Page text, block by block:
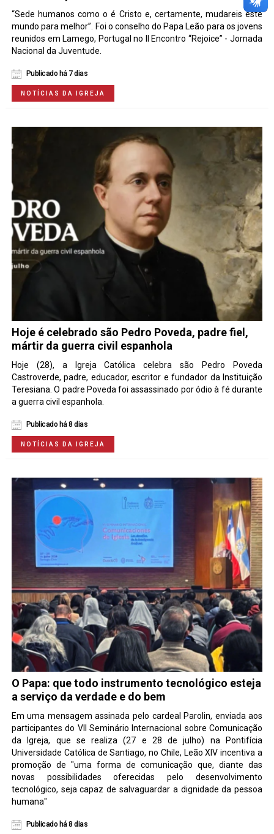
“Sede humanos como o é Cristo e, certamente, mudareis este
mundo para melhor”. Foi o conselho do Papa Leão para os jovens
reunidos em Lamego, Portugal no II Encontro “Rejoice” - Jornada
Nacional da Juventude.
Publicado há 7 dias
NOTÍCIAS DA IGREJA
Hoje é celebrado são Pedro Poveda, padre fiel,
mártir da guerra civil espanhola
Hoje (28), a Igreja Católica celebra são Pedro Poveda
Castroverde, padre, educador, escritor e fundador da Instituição
Teresiana. O padre Poveda foi assassinado por ódio à fé durante
a guerra civil espanhola.
Publicado há 8 dias
NOTÍCIAS DA IGREJA
O Papa: que todo instrumento tecnológico esteja
a serviço da verdade e do bem
Em uma mensagem assinada pelo cardeal Parolin, enviada aos
participantes do VII Seminário Internacional sobre Comunicação
da Igreja, que se realiza (27 e 28 de julho) na Pontifícia
Universidade Católica de Santiago, no Chile, Leão XIV incentiva a
promoção de "uma forma de comunicação que, diante das
novas possibilidades oferecidas pelo desenvolvimento
tecnológico, seja capaz de salvaguardar a dignidade da pessoa
humana"
Publicado há 8 dias